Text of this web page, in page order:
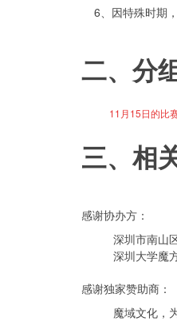
6、因特殊时期
二、分
11月15日的比
三、相
感谢协办方：
深圳市南山
深圳大学魔
感谢独家赞助商：
魔域文化，